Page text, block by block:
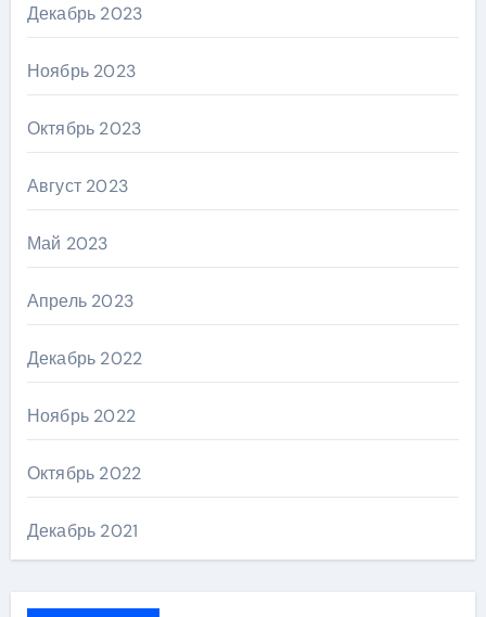
Декабрь 2023
Ноябрь 2023
Октябрь 2023
Август 2023
Май 2023
Апрель 2023
Декабрь 2022
Ноябрь 2022
Октябрь 2022
Декабрь 2021